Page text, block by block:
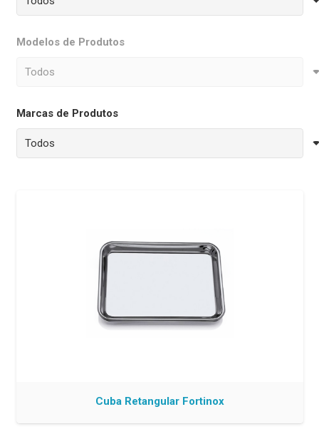
Modelos de Produtos
Marcas de Produtos
Cuba Retangular Fortinox